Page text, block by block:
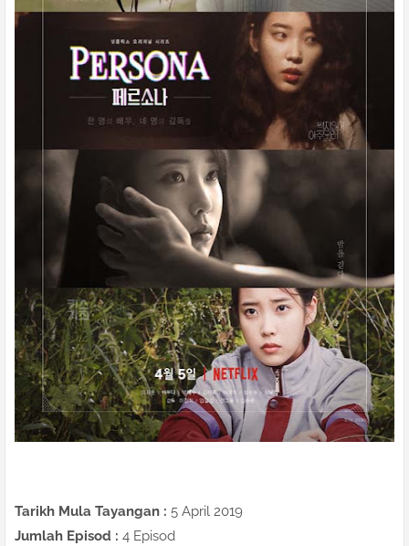
Tarikh Mula Tayangan : 5 April 2019
Jumlah Episod : 4 Episod